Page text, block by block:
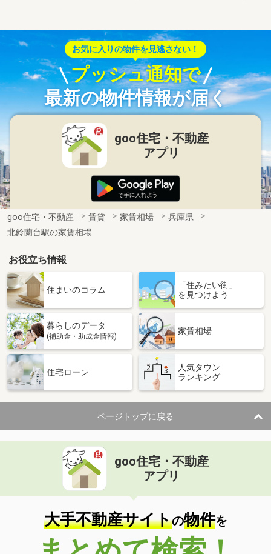
お気に入りの物件を見逃さない！
プッシュ通知で
最新の物件情報が届く
goo住宅・不動産
アプリ
goo住宅・不動産 賃貸 家賃相場
兵庫県
北鈴蘭台駅の家賃相場
お役立ち情報
住まいのコラム
「住みたい街」
を見つけよう
暮らしのデータ
(補助金・助成金情報)
家賃相場
住宅ローン
人気タウン
ランキング
ページトップに戻る
goo住宅・不動産
アプリ
大手不動産サイトの物件を